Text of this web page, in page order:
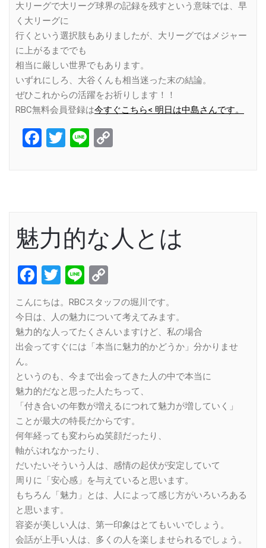
大リーグで大リーグ球界の記録を残すという意味では、早
く大リーグに
行くという選択肢もありましたが、大リーグではメジャー
に上がるまででも
相当に厳しい世界でもあります。
いずれにしろ、大谷くんも相当迷った末の結論。
ぜひこれからの活躍をお祈りします！！
RBC無料会員登録は今すぐこちら< 明日は中島さんです。
Facebook
Twitter
Line
魅力的な人とは
Facebook
Twitter
Line
Link
こんにちは。RBCスタッフの堀川です。
今日は、人の魅力について考えてみます。
魅力的な人ってたくさんいますけど、私の場合
出会ってすぐには「本当に魅力的かどうか」分かりませ
ん。
というのも、今まで出会ってきた人の中で本当に
魅力的だなと思った人たちって、
「付き合いの年数が増えるにつれて魅力が増していく」
ことが最大の特長だからです。
何年経っても変わらぬ笑顔だったり、
軸がぶれなかったり、
だいたいそういう人は、感情の起伏が安定していて
周りに「安心感」を与えていると思います。
もちろん「魅力」とは、人によって感じ方がいろいろある
と思います。
容姿が美しい人は、第一印象はとてもいいでしょう。
会話が上手い人は、多くの人を楽しませられるでしょう。